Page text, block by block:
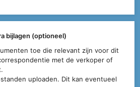
bijlagen (optioneel)
toe die relevant zijn voor dit
met de verkoper of
uploaden. Dit kan eventueel